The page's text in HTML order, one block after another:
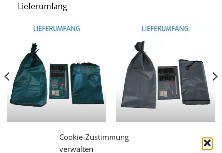
Cookie-Zustimmung
verwalten
Lieferumfang